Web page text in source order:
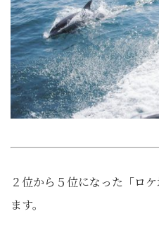
２位から５位になった「ロ
ます。